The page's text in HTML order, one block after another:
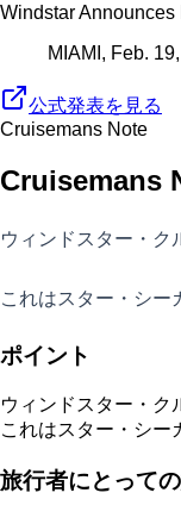
Windstar
MIAMI, Feb.
公式発表を見る
Cruisemans Note
Cruisemans
ウィンドスター・ク
これはスター・シー
ポイント
ウィンドスター・ク
これはスター・シー
旅行者にとって